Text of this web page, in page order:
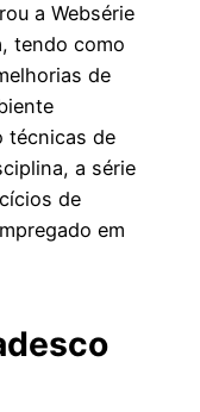
a Websérie
tendo como
de
técnicas de
a série
de
em